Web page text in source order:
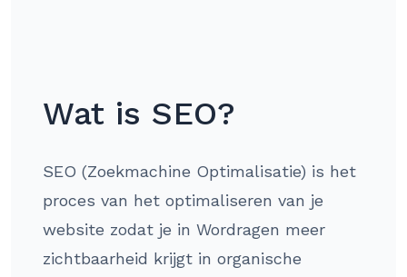
Wat is SEO?
SEO (Zoekmachine Optimalisatie) is het
proces van het optimaliseren van je
website zodat je in Wordragen meer
zichtbaarheid krijgt in organische